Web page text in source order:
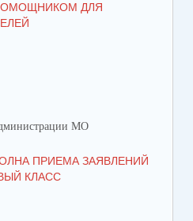
ДЛЯ
МО
ПРИЕМА ЗАЯВЛЕНИЙ
КЛАСС